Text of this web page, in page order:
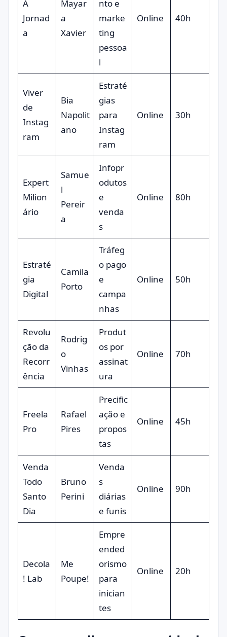
A
Jornad
a
Mayar
a
Xavier
nto e
marke
ting
pessoa
l
Online 40h
Viver
de
Instag
ram
Bia
Napolit
ano
Estraté
gias
para
Instag
ram
Online 30h
Expert
Milion
ário
Samue
l
Pereir
a
Infopr
odutos
e
venda
s
Online 80h
Estraté
gia
Digital
Camila
Porto
Tráfeg
o pago
e
campa
nhas
Online 50h
Revolu
ção da
Recorr
ência
Rodrig
o
Vinhas
Produt
os por
assinat
ura
Online 70h
Freela
Pro
Rafael
Pires
Precific
ação e
propos
tas
Online 45h
Venda
Todo
Santo
Dia
Bruno
Perini
Venda
s
diárias
e funis
Online 90h
Decola
! Lab
Me
Poupe!
Empre
ended
orismo
para
inician
tes
Online 20h